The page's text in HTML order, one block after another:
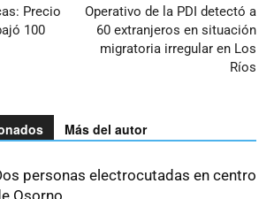
Precio
100
Operativo de la PDI detectó a
60 extranjeros en situación
migratoria irregular en Los
Ríos
Más del autor
personas electrocutadas en centro